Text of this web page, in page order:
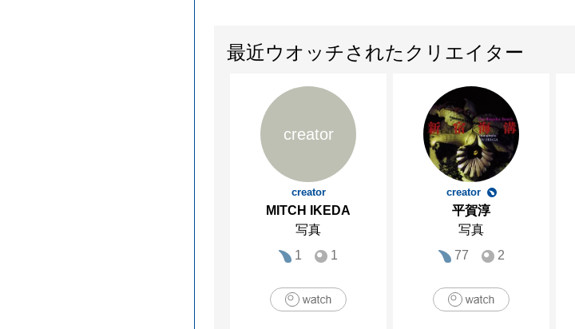
最近ウオッチされたクリエイター
creator
creator
MITCH IKEDA
写真
1
1
creator
平賀淳
写真
77
2